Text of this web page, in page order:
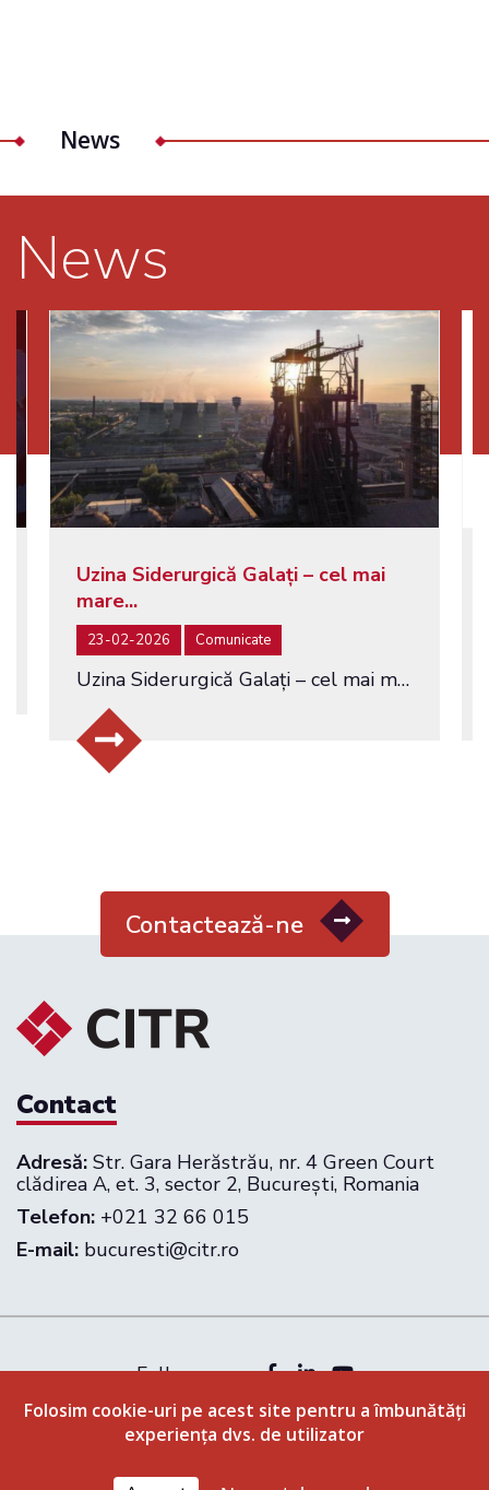
News
News
Uzina Siderurgică Galați – cel mai
mare...
23-02-2026 Comunicate
Uzina Siderurgică Galați – cel mai mare producător integrat de oțel din România – a fost pusă la vânzare prin licitație...
Contactează-ne
Contact
Adresă: Str. Gara Herăstrău, nr. 4 Green Court
clădirea A, et. 3, sector 2, București, Romania
Telefon: +021 32 66 015
E-mail: bucuresti@citr.ro
Follow us on:
Politica de confidenţialitate
Termeni și condiții
© 2026 CITR Romania. All rights reserved
Folosim cookie-uri pe acest site pentru a îmbunătăți
experiența dvs. de utilizator